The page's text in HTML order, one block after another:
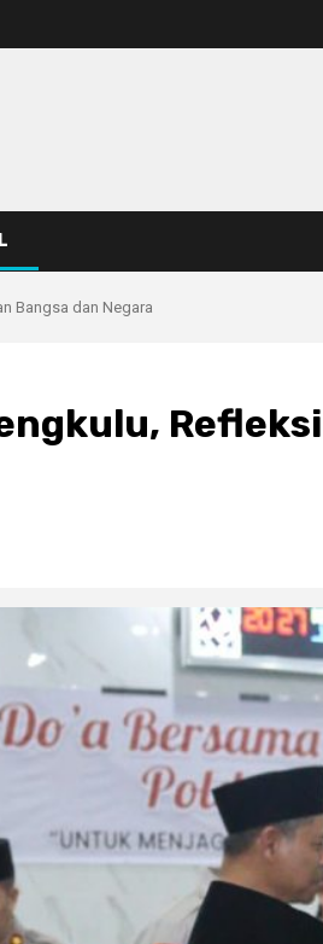
Bangsa dan Negara